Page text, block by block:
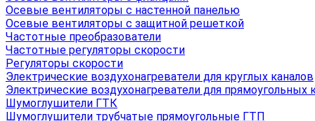
Осевые вентиляторы с настенной панелью
Осевые вентиляторы с защитной решеткой
Частотные преобразователи
Частотные регуляторы скорости
Регуляторы скорости
Электрические воздухонагреватели для круглых каналов
Электрические воздухонагреватели для прямоугольных
Шумоглушители ГТК
Шумоглушители трубчатые прямоугольные ГТП